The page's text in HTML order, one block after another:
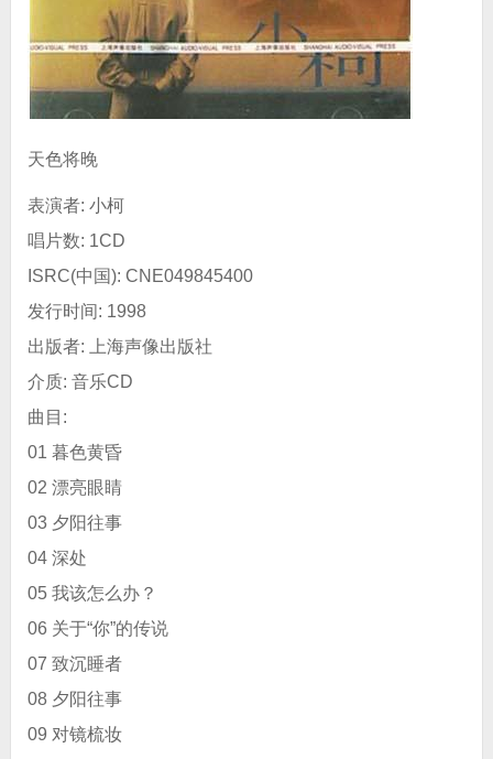
天色将晚
表演者: 小柯
唱片数: 1CD
ISRC(中国): CNE049845400
发行时间: 1998
出版者: 上海声像出版社
介质: 音乐CD
曲目:
01 暮色黄昏
02 漂亮眼睛
03 夕阳往事
04 深处
05 我该怎么办？
06 关于“你”的传说
07 致沉睡者
08 夕阳往事
09 对镜梳妆